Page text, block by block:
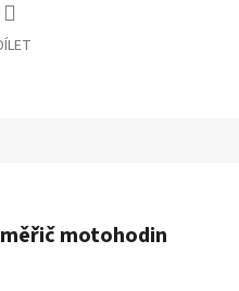
motohodin